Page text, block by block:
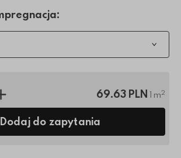
69.63 PLN 1 m2
Dodaj do zapytania